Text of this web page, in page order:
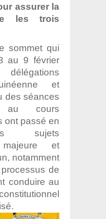
assurer la
les trois
sommet qui
au 9 février
et
des séances
cours
ont passé en
sujets
majeure et
notamment
de
conduire au